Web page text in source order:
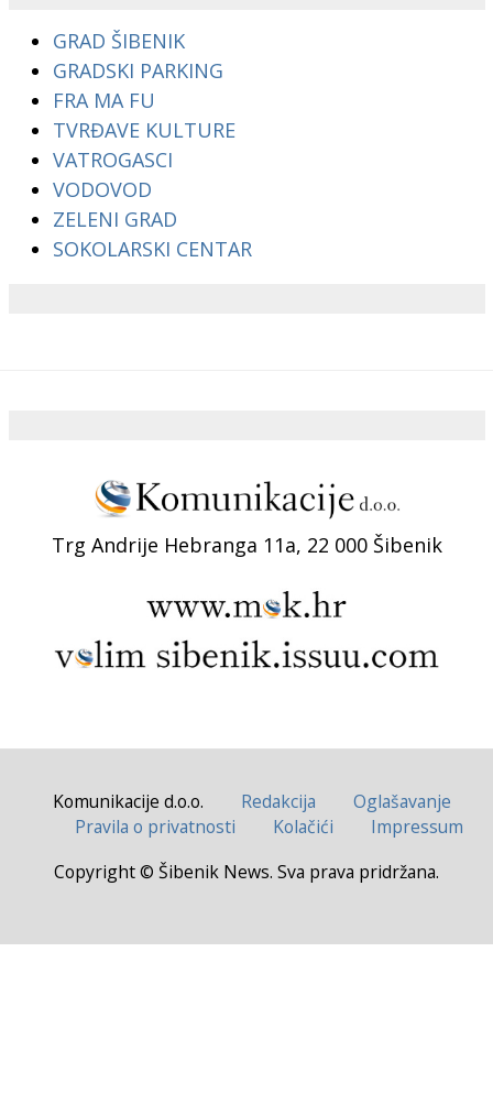
GRAD ŠIBENIK
GRADSKI PARKING
FRA MA FU
TVRĐAVE KULTURE
VATROGASCI
VODOVOD
ZELENI GRAD
SOKOLARSKI CENTAR
Trg Andrije Hebranga 11a, 22 000 Šibenik
Komunikacije d.o.o. Redakcija
Oglašavanje
Pravila o privatnosti
Kolačići
Impressum
Copyright © Šibenik News. Sva prava pridržana.